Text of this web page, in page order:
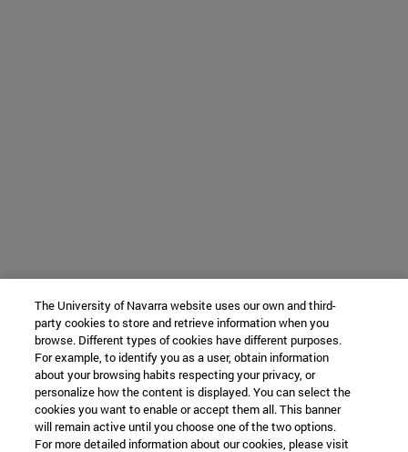
The University of Navarra website uses our own and third-
party cookies to store and retrieve information when you
browse. Different types of cookies have different purposes.
For example, to identify you as a user, obtain information
about your browsing habits respecting your privacy, or
personalize how the content is displayed. You can select the
cookies you want to enable or accept them all. This banner
will remain active until you choose one of the two options.
For more detailed information about our cookies, please visit